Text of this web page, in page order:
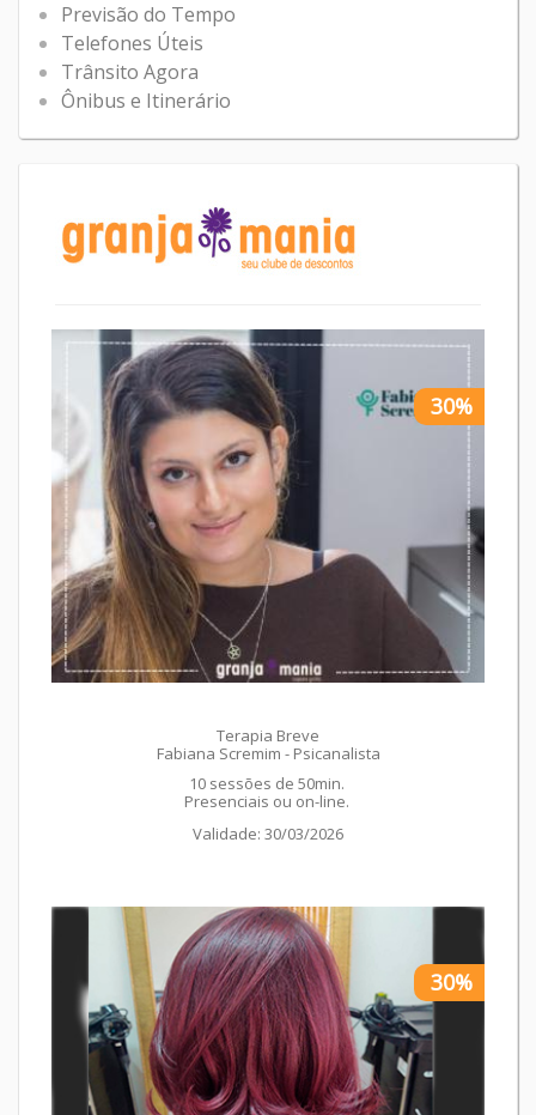
Previsão do Tempo
Telefones Úteis
Trânsito Agora
Ônibus e Itinerário
30%
Terapia Breve
Fabiana Scremim - Psicanalista
10 sessões de 50min.
Presenciais ou on-line.
Validade: 30/03/2026
30%